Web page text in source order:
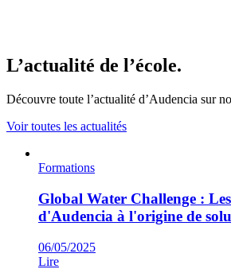
L’actualité de l’école.
Découvre toute l’actualité d’Audencia sur
Voir toutes les actualités
Formations
Global Water Challenge :
d'Audencia à l'origine de
06/05/2025
Lire